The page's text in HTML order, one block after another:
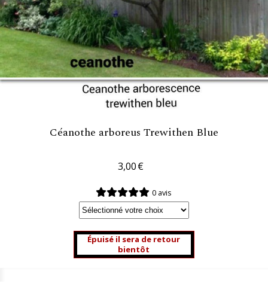
Céanothe arboreus Trewithen Blue
3,00€
0 avis
Épuisé il sera de retour
bientôt